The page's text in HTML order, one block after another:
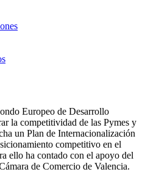
Europeo de Desarrollo
la competitividad de las Pymes y
un Plan de Internacionalización
competitivo en el
ello ha contado con el apoyo del
de Comercio de Valencia.